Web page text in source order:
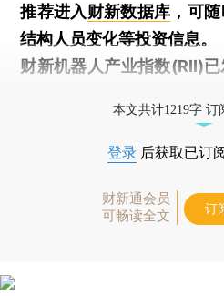
推荐进入财新数据库 ，可
结构人员变化等投资信息。
财新机器人产业指数(RII)已
本文共计1219字 订
登录 后获取已订
财新通会员
可畅读全文
订